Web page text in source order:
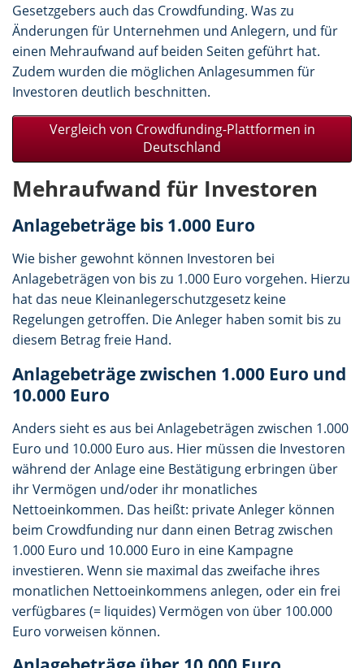
Gesetzgebers auch das Crowdfunding. Was zu
Änderungen für Unternehmen und Anlegern, und für
einen Mehraufwand auf beiden Seiten geführt hat.
Zudem wurden die möglichen Anlagesummen für
Investoren deutlich beschnitten.
Vergleich von Crowdfunding-Plattformen in
Deutschland
Mehraufwand für Investoren
Anlagebeträge bis 1.000 Euro
Wie bisher gewohnt können Investoren bei
Anlagebeträgen von bis zu 1.000 Euro vorgehen. Hierzu
hat das neue Kleinanlegerschutzgesetz keine
Regelungen getroffen. Die Anleger haben somit bis zu
diesem Betrag freie Hand.
Anlagebeträge zwischen 1.000 Euro und
10.000 Euro
Anders sieht es aus bei Anlagebeträgen zwischen 1.000
Euro und 10.000 Euro aus. Hier müssen die Investoren
während der Anlage eine Bestätigung erbringen über
ihr Vermögen und/oder ihr monatliches
Nettoeinkommen. Das heißt: private Anleger können
beim Crowdfunding nur dann einen Betrag zwischen
1.000 Euro und 10.000 Euro in eine Kampagne
investieren. Wenn sie maximal das zweifache ihres
monatlichen Nettoeinkommens anlegen, oder ein frei
verfügbares (= liquides) Vermögen von über 100.000
Euro vorweisen können.